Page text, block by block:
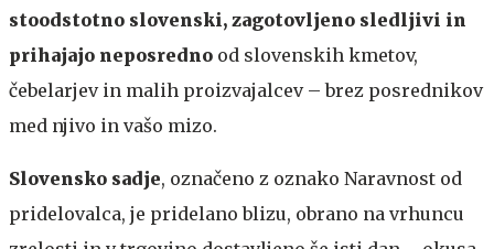
stoodstotno slovenski, zagotovljeno sledljivi in
prihajajo neposredno od slovenskih kmetov,
čebelarjev in malih proizvajalcev – brez posrednikov
med njivo in vašo mizo.
Slovensko sadje, označeno z oznako Naravnost od
pridelovalca, je pridelano blizu, obrano na vrhuncu